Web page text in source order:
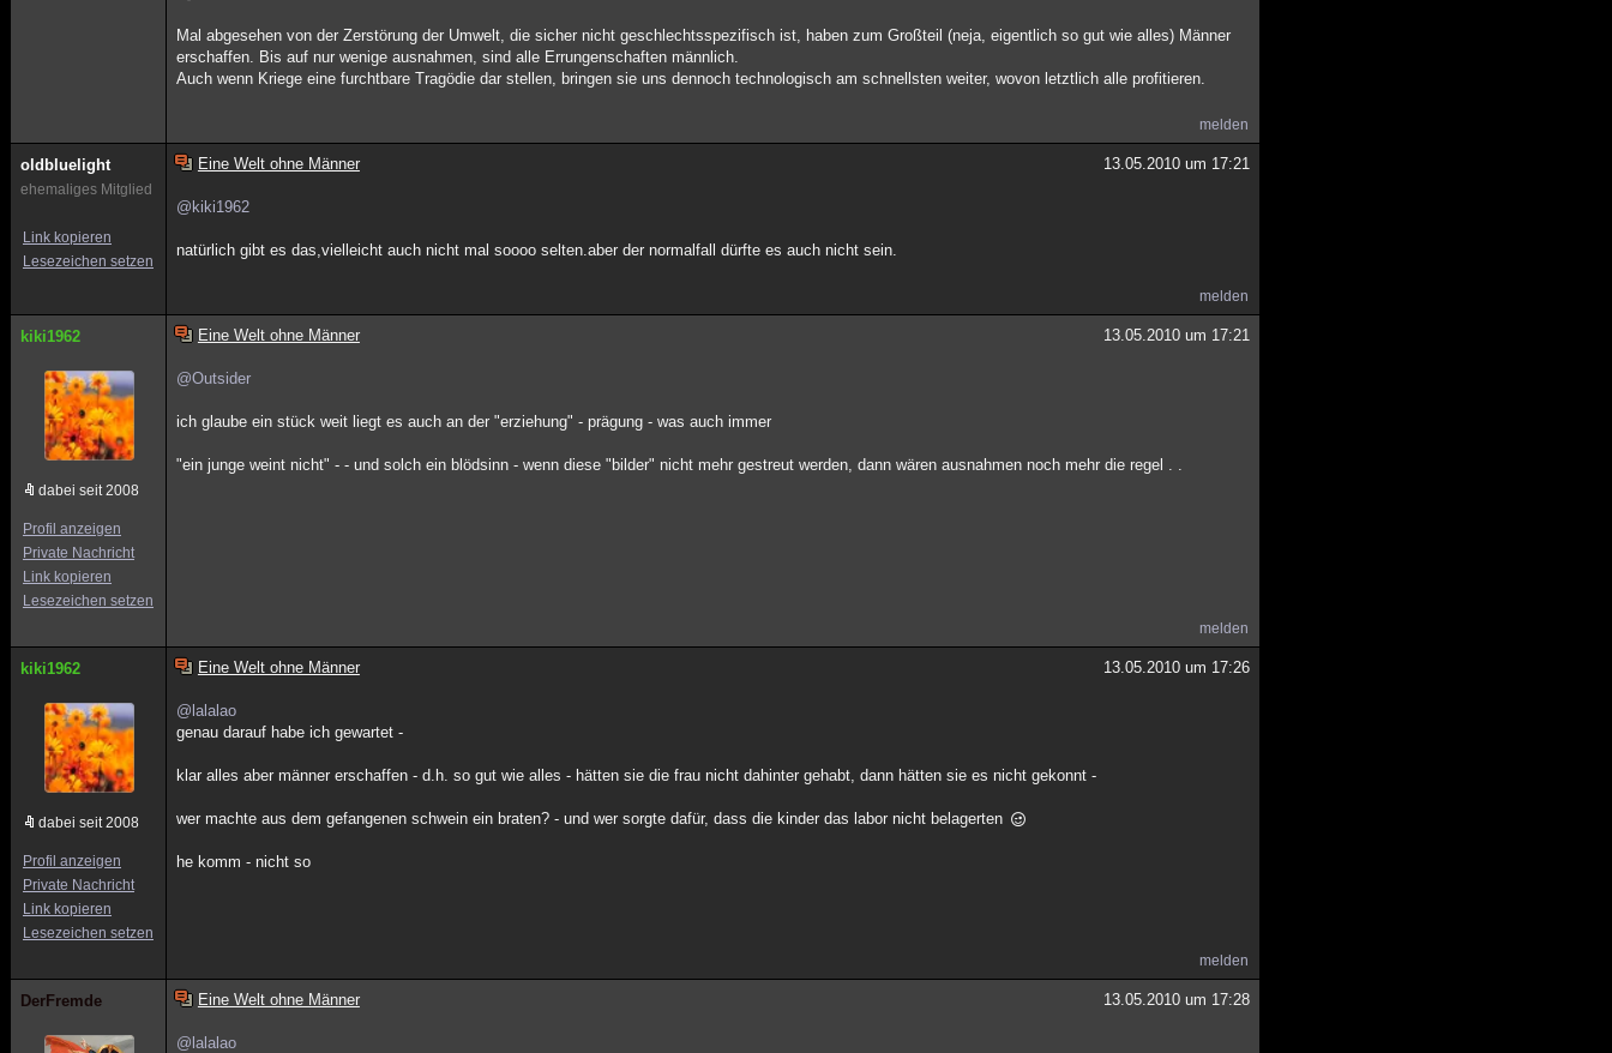
Mal abgesehen von der Zerstörung der Umwelt, die sicher nicht geschlechtsspezifisch ist, haben zum Großteil (neja, eigentlich so gut wie alles) Männer
erschaffen. Bis auf nur wenige ausnahmen, sind alle Errungenschaften männlich.
Auch wenn Kriege eine furchtbare Tragödie dar stellen, bringen sie uns dennoch technologisch am schnellsten weiter, wovon letztlich alle profitieren.
melden
oldbluelight
ehemaliges Mitglied
Link kopieren
Lesezeichen setzen
Eine Welt ohne Männer 13.05.2010 um 17:21
@kiki1962
natürlich gibt es das,vielleicht auch nicht mal soooo selten.aber der normalfall dürfte es auch nicht sein.
melden
kiki1962
dabei seit 2008
Profil anzeigen
Private Nachricht
Link kopieren
Lesezeichen setzen
Eine Welt ohne Männer 13.05.2010 um 17:21
@Outsider
ich glaube ein stück weit liegt es auch an der "erziehung" - prägung - was auch immer
"ein junge weint nicht" - - und solch ein blödsinn - wenn diese "bilder" nicht mehr gestreut werden, dann wären ausnahmen noch mehr die regel . .
melden
kiki1962
dabei seit 2008
Profil anzeigen
Private Nachricht
Link kopieren
Lesezeichen setzen
Eine Welt ohne Männer 13.05.2010 um 17:26
@lalalao
genau darauf habe ich gewartet -
klar alles aber männer erschaffen - d.h. so gut wie alles - hätten sie die frau nicht dahinter gehabt, dann hätten sie es nicht gekonnt -
wer machte aus dem gefangenen schwein ein braten? - und wer sorgte dafür, dass die kinder das labor nicht belagerten
he komm - nicht so
melden
DerFremde Eine Welt ohne Männer 13.05.2010 um 17:28
@lalalao